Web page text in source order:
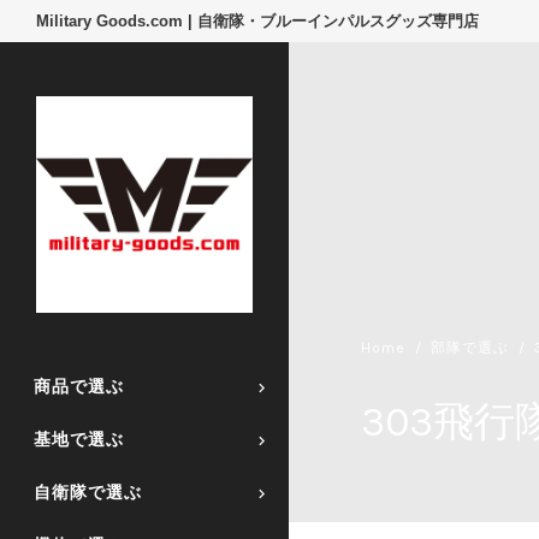
Military Goods.com | 自衛隊・ブルーインパルスグッズ専門店
商品で選ぶ
基地で選ぶ
自衛隊で選ぶ